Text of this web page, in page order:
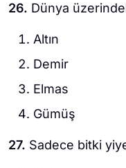
26. Dünya
Altın
Demir
Elmas
Gümüş
27. Sadece bitki